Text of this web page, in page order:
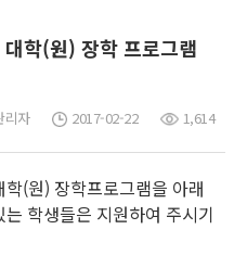
학(원) 장학 프로그램
리자 2017-02-22 1,614
(원) 장학프로그램을 아래
학생들은 지원하여 주시기